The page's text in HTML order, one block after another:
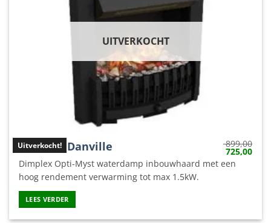
UITVERKOCHT
Uitverkocht!
Dimplex Danville 899,00
prijs
was:
725,00
prijs
Dimplex Opti-Myst waterdamp inbouwhaard met een
hoog rendement verwarming tot max 1.5kW.
LEES VERDER